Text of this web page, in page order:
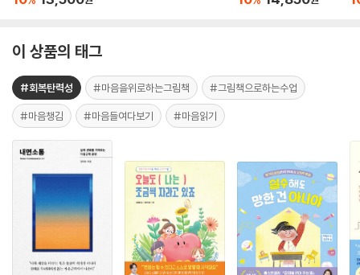
이 상품의 태그
#회복탄력성 #마음을위로하는그림책 #그림책으로하는수업
#마음챙김 #마음들여다보기 #마음읽기